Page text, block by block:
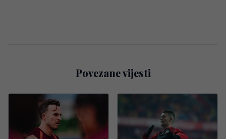
Povezane vijesti